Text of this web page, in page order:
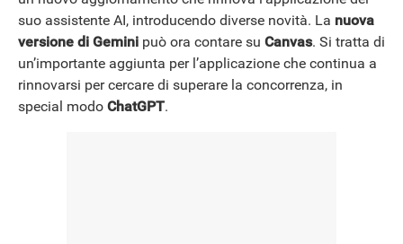
NEWS
suo assistente AI, introducendo diverse novità. La nuova
versione di Gemini può ora contare su Canvas. Si tratta di
un’importante aggiunta per l’applicazione che continua a
rinnovarsi per cercare di superare la concorrenza, in
special modo ChatGPT.